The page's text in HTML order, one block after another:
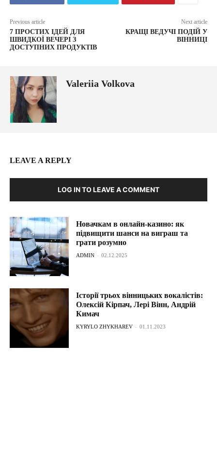
Previous article
7 ПРОСТИХ ІДЕЙ ДЛЯ
ШВИДКОЇ ВЕЧЕРІ З
ДОСТУПНИХ ПРОДУКТІВ
Next article
КРАЩІ ВЕДУЧІ ПОДІЙ У
ВІННИЦІ
Valeriia Volkova
LEAVE A REPLY
LOG IN TO LEAVE A COMMENT
Новачкам в онлайн-казино: як
підвищити шанси на виграш та
грати розумно
ADMIN - 02.12.2025
Історії трьох вінницьких вокалістів:
Олексій Кірпач, Лері Вінн, Андрій
Кимач
KYRYLO ZHYKHAREV - 01.11.2023